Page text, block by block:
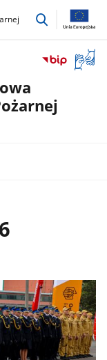
przejdź
okno